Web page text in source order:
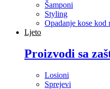
Šamponi
Styling
Opadanje kose kod
Ljeto
Proizvodi sa
Losioni
Sprejevi